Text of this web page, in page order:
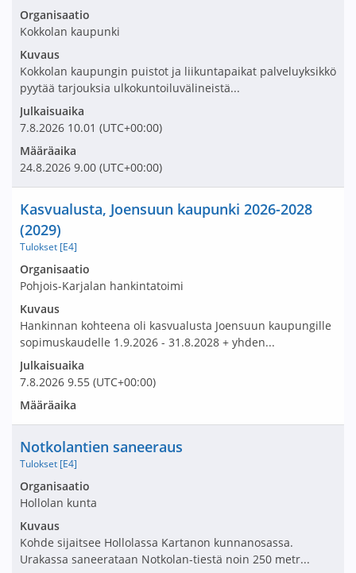
Avaa tarjouspyyntö:
Organisaatio
Kokkolan kaupunki
Kuvaus
Kokkolan kaupungin puistot ja liikuntapaikat palveluyksikkö
pyytää tarjouksia ulkokuntoiluvälineistä...
Julkaisuaika
7.8.2026 10.01 (UTC+00:00)
Määräaika
24.8.2026 9.00 (UTC+00:00)
Avaa tarjouspyyntö:
Organisaatio
Pohjois-Karjalan hankintatoimi
Nimi ja selite
Kasvualusta, Joensuun kaupunki 2026-2028
(2029)
Tulokset [E4]
Kuvaus
Hankinnan kohteena oli kasvualusta Joensuun kaupungille
sopimuskaudelle 1.9.2026 - 31.8.2028 + yhden...
Julkaisuaika
7.8.2026 9.55 (UTC+00:00)
Määräaika
Avaa tarjouspyyntö:
Organisaatio
Hollolan kunta
Nimi ja selite
Notkolantien saneeraus
Tulokset [E4]
Kuvaus
Kohde sijaitsee Hollolassa Kartanon kunnanosassa.
Urakassa saneerataan Notkolan-tiestä noin 250 metr...